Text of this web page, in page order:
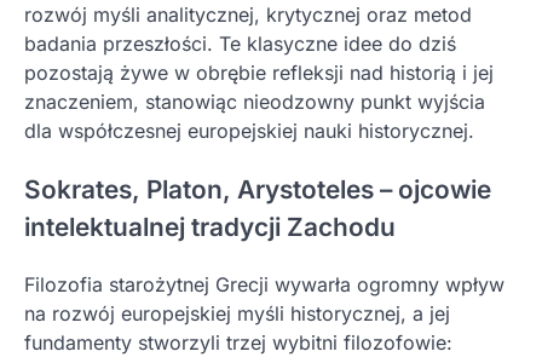
rozwój myśli analitycznej, krytycznej oraz metod
badania przeszłości. Te klasyczne idee do dziś
pozostają żywe w obrębie refleksji nad historią i jej
znaczeniem, stanowiąc nieodzowny punkt wyjścia
dla współczesnej europejskiej nauki historycznej.
Sokrates, Platon, Arystoteles – ojcowie
intelektualnej tradycji Zachodu
Filozofia starożytnej Grecji wywarła ogromny wpływ
na rozwój europejskiej myśli historycznej, a jej
fundamenty stworzyli trzej wybitni filozofowie: